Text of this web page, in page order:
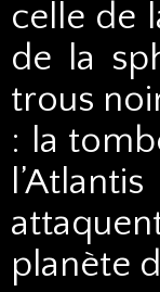
celle de
de la
trous
: la
planète